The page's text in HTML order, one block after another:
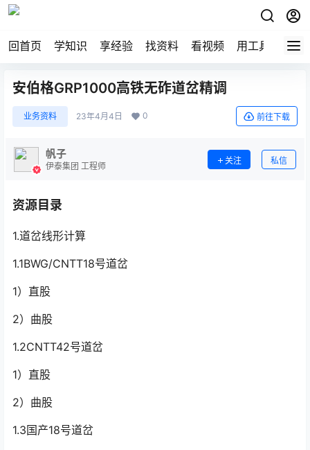
回首页 学知识 享经验 找资料 看视频 用工具 论技
安伯格GRP1000高铁无砟道岔精调
业务资料 23年4月4日 0 前往下载
帆子
伊泰集团 工程师
关注 私信
资源目录
1.道岔线形计算
1.1BWG/CNTT18号道岔
1）直股
2）曲股
1.2CNTT42号道岔
1）直股
2）曲股
1.3国产18号道岔